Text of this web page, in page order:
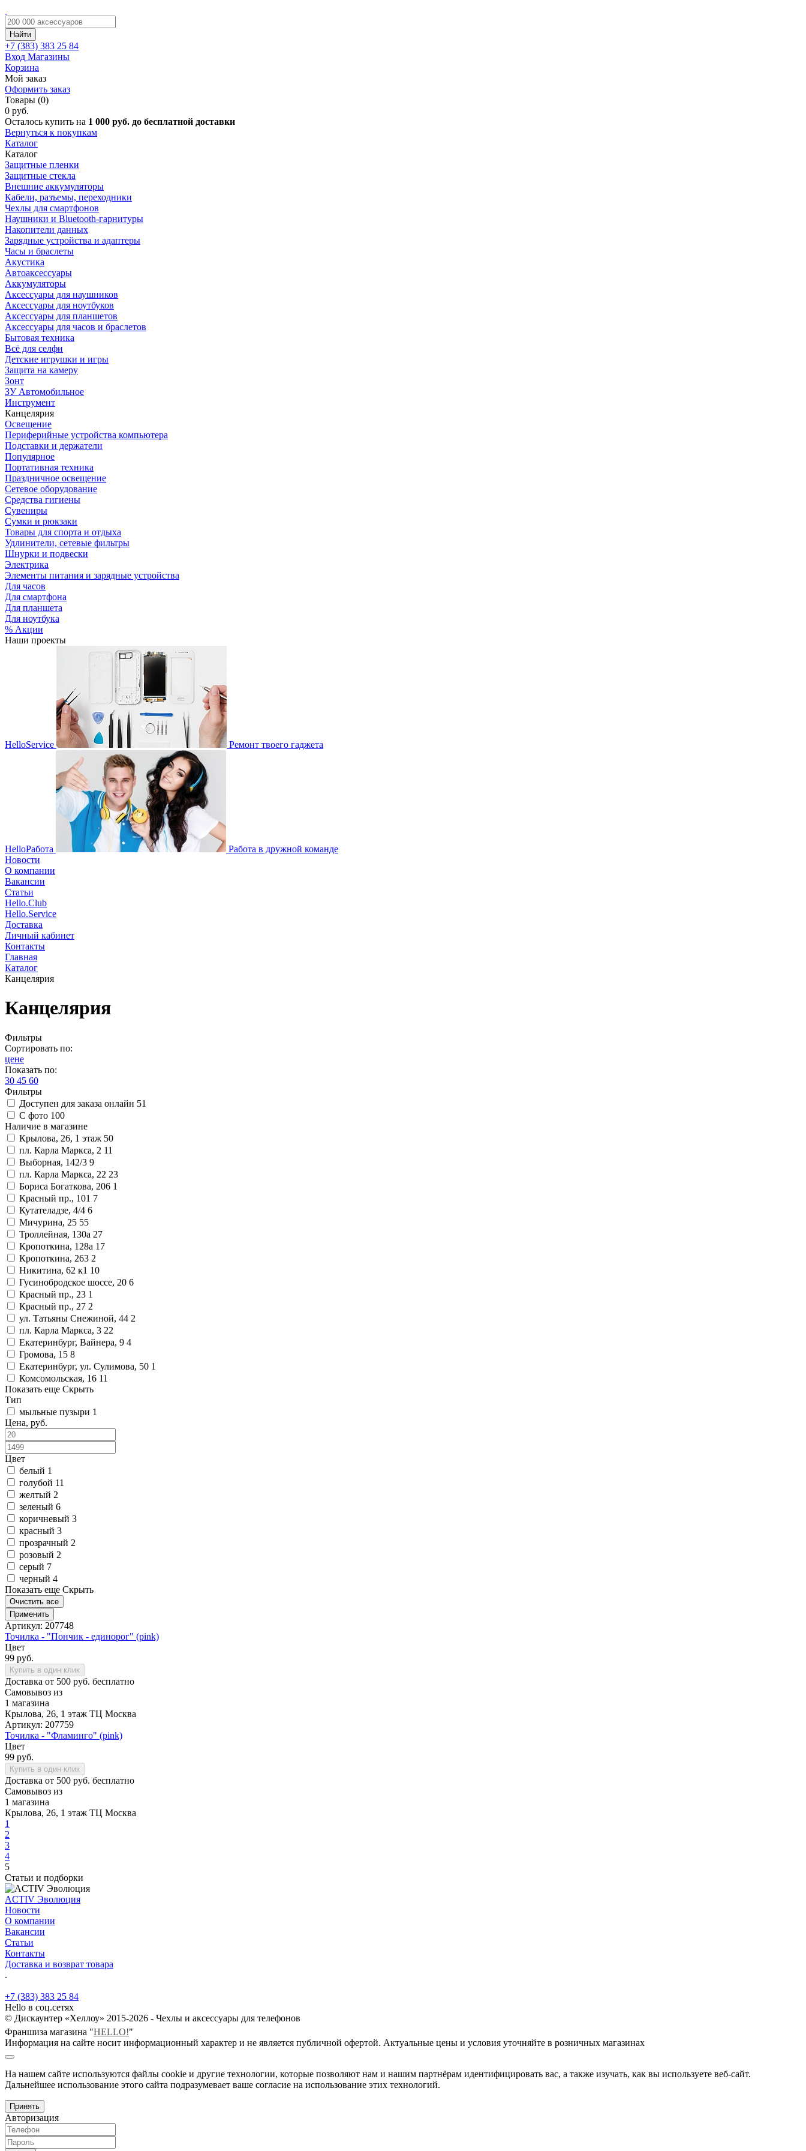
Найти
+7 (383) 383 25 84
Вход Магазины
Корзина
Мой заказ
Оформить заказ
Товары (0)
0 руб.
Осталось купить на 1 000 руб. до бесплатной доставки
Вернуться к покупкам
Каталог
Каталог
Защитные пленки
Защитные стекла
Внешние аккумуляторы
Кабели, разъемы, переходники
Чехлы для смартфонов
Наушники и Bluetooth-гарнитуры
Накопители данных
Зарядные устройства и адаптеры
Часы и браслеты
Акустика
Автоаксессуары
Аккумуляторы
Аксессуары для наушников
Аксессуары для ноутбуков
Аксессуары для планшетов
Аксессуары для часов и браслетов
Бытовая техника
Всё для селфи
Детские игрушки и игры
Защита на камеру
Зонт
ЗУ Автомобильное
Инструмент
Канцелярия
Освещение
Периферийные устройства компьютера
Подставки и держатели
Популярное
Портативная техника
Праздничное освещение
Сетевое оборудование
Средства гигиены
Сувениры
Сумки и рюкзаки
Товары для спорта и отдыха
Удлинители, сетевые фильтры
Шнурки и подвески
Электрика
Элементы питания и зарядные устройства
Для часов
Для смартфона
Для планшета
Для ноутбука
% Акции
Наши проекты
HelloService Ремонт твоего гаджета
HelloРабота
Работа в дружной команде
Новости
О компании
Вакансии
Статьи
Hello.Club
Hello.Service
Доставка
Личный кабинет
Контакты
Главная
Каталог
Канцелярия
Канцелярия
Фильтры
Сортировать по:
цене
Показать по:
30 45 60
Фильтры
Доступен для заказа онлайн 51
С фото 100
Наличие в магазине
Крылова, 26, 1 этаж 50
пл. Карла Маркса, 2 11
Выборная, 142/3 9
пл. Карла Маркса, 22 23
Бориса Богаткова, 206 1
Красный пр., 101 7
Кутателадзе, 4/4 6
Мичурина, 25 55
Троллейная, 130а 27
Кропоткина, 128а 17
Кропоткина, 263 2
Никитина, 62 к1 10
Гусинобродское шоссе, 20 6
Красный пр., 23 1
Красный пр., 27 2
ул. Татьяны Снежиной, 44 2
пл. Карла Маркса, 3 22
Екатеринбург, Вайнера, 9 4
Громова, 15 8
Екатеринбург, ул. Сулимова, 50 1
Комсомольская, 16 11
Показать еще Скрыть
Тип
мыльные пузыри 1
Цена, руб.
Цвет
белый 1
голубой 11
желтый 2
зеленый 6
коричневый 3
красный 3
прозрачный 2
розовый 2
серый 7
черный 4
Показать еще Скрыть
Очистить все
Применить
Артикул: 207748
Точилка - "Пончик - единорог" (pink)
Цвет
99 руб.
Купить в один клик
Доставка от 500 руб. бесплатно
Самовывоз из
1 магазина
Крылова, 26, 1 этаж ТЦ Москва
Артикул: 207759
Точилка - "Фламинго" (pink)
Цвет
99 руб.
Купить в один клик
Доставка от 500 руб. бесплатно
Самовывоз из
1 магазина
Крылова, 26, 1 этаж ТЦ Москва
1
2
3
4
5
Статьи и подборки
ACTIV Эволюция
Новости
О компании
Вакансии
Статьи
Контакты
Доставка и возврат товара
.
+7 (383) 383 25 84
Hello в соц.сетях
© Дискаунтер «Хеллоу» 2015-2026 - Чехлы и аксессуары для телефонов
Франшиза магазина "HELLO!"
Информация на сайте носит информационный характер и не является публичной офертой. Актуальные цены и условия уточняйте в розничных магазинах
На нашем сайте используются файлы cookie и другие технологии, которые позволяют нам и нашим партнёрам идентифицировать вас, а также изучать, как вы используете веб-сайт.
Дальнейшее использование этого сайта подразумевает ваше согласие на использование этих технологий.
Принять
Авторизация